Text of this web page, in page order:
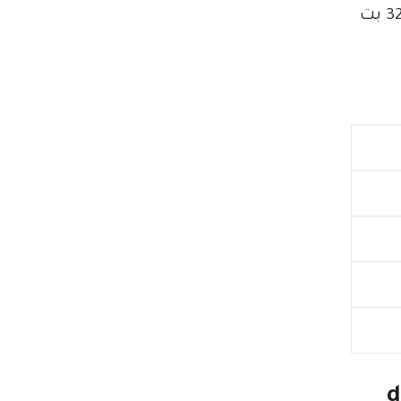
يدعم كافة نظم الويندوز Windows XP / Vista / Windows 7 / Windows 8 / Windows 10 للنواتين 32 بت